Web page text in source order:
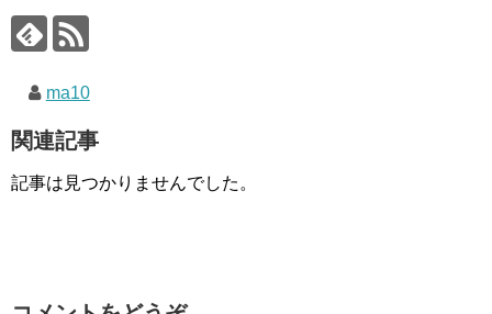
ma10
関連記事
記事は見つかりませんでした。